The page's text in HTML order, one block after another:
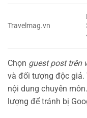
Travelmag.vn
Chọn guest post trên
và đối tượng độc giả.
nội dung chuyên
lượng để tránh bị